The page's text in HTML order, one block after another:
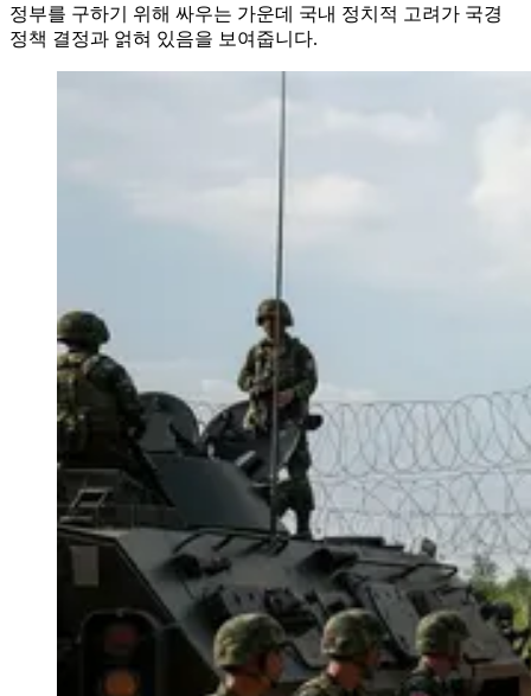
정부를 구하기 위해 싸우는 가운데 국내 정치적 고려가 국경
정책 결정과 얽혀 있음을 보여줍니다.